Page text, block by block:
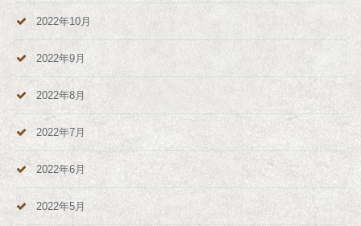
2022年10月
2022年9月
2022年8月
2022年7月
2022年6月
2022年5月